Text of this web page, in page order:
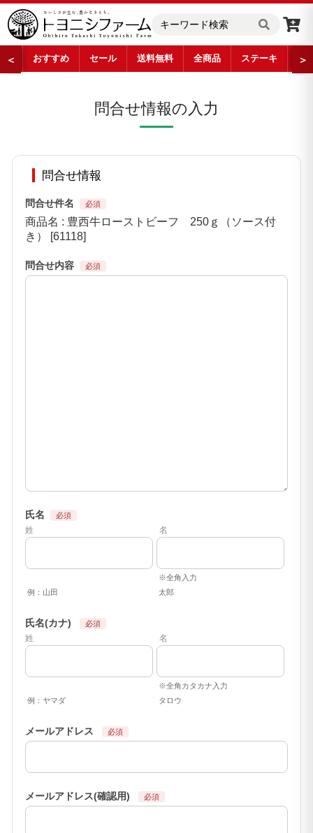
＜ おすすめ セール 送料無料 全商品 ステーキ ロ
＞
問合せ情報の入力
問合せ情報
問合せ件名
商品名 : 豊西牛ローストビーフ 250ｇ（ソース付
き） [61118]
問合せ内容
氏名
姓 名
※全角入力
例：山田
太郎
氏名(カナ)
姓 名
※全角カタカナ入力
例：ヤマダ
タロウ
メールアドレス
メールアドレス(確認用)